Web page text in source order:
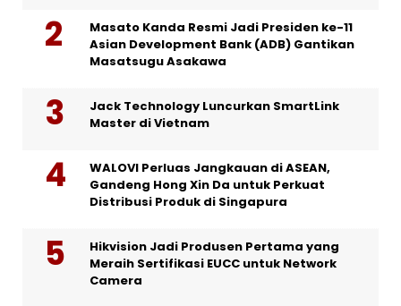
Masato Kanda Resmi Jadi Presiden ke-11
Asian Development Bank (ADB) Gantikan
Masatsugu Asakawa
Jack Technology Luncurkan SmartLink
Master di Vietnam
WALOVI Perluas Jangkauan di ASEAN,
Gandeng Hong Xin Da untuk Perkuat
Distribusi Produk di Singapura
Hikvision Jadi Produsen Pertama yang
Meraih Sertifikasi EUCC untuk Network
Camera